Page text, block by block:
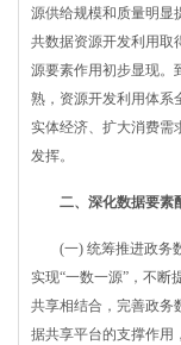
源供给规模和质量明显
共数据资源开发利用取
源要素作用初步显现。
熟，资源开发利用体系
实体经济、扩大消费需
发挥。
二、深化数据要素
(一) 统筹推进政务数
实现“一数一源”，不断
共享相结合，完善政务
据共享平台的支撑作用